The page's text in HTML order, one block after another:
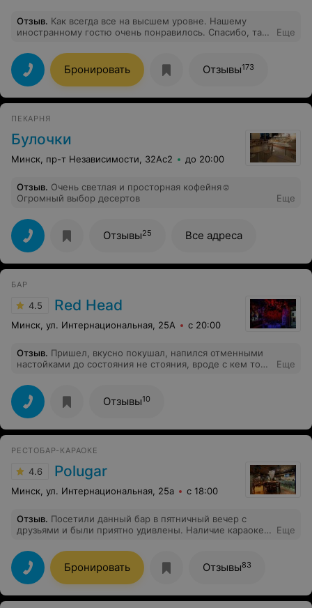
Отзыв. Как всегда все на высшем уровне. Нашему
иностранному гостю очень понравилось. Спасибо, так
Еще
Бронировать Отзывы173
ПЕКАРНЯ
Булочки
Минск, пр-т Независимости, 32Ас2 до 20:00
Отзыв. Очень светлая и просторная кофейня☺️
Огромный выбор десертов
Еще
Отзывы25 Все адреса
БАР
4.5 Red Head
Минск, ул. Интернациональная, 25А с 20:00
Отзыв. Пришел, вкусно покушал, напился отменными
настойками до состояния не стояния, вроде с кем то
значит чудесные люди работают и отдыхают, усатый
прикольный у вас, и голос норм такой рекомендую
кароч
Еще
Отзывы10
РЕСТОБАР-КАРАОКЕ
4.6 Polugar
Минск, ул. Интернациональная, 25а с 18:00
Отзыв. Посетили данный бар в пятничный вечер с
друзьями и были приятно удивлены. Наличие караоке,
атмосфера просто супер, приветливый персонал.
Теперь мы не будем мучиться с выбором заведения,
сразу к вам!
Еще
Бронировать Отзывы83